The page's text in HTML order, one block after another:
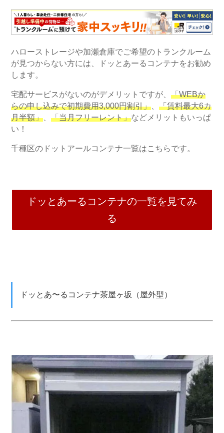
ハローストレージや加瀬倉庫でご希望のトランクルーム
が見つからない方には、ドッとあーるコンテナをお勧め
します。
宅配サービスがないのがデメリットですが、「WEBか
らの申し込みで初期費用3,000円割引」 、「賃料最大6カ
月半額」 、「当月フリーレント」などメリットもいっぱ
い！
千種区のドットアールコンテナ一覧はこちらです。
ドッとあーるコンテナの一覧を見てみ
る
ドッとあ〜るコンテナ茶屋ヶ坂（屋外型）